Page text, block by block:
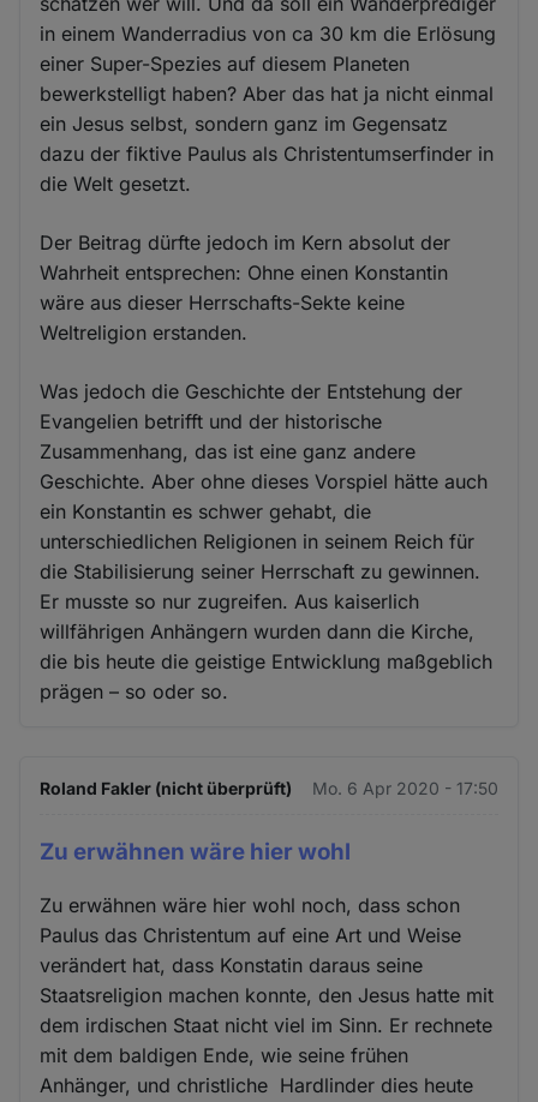
in einem Wanderradius von ca 30 km die Erlösung
einer Super-Spezies auf diesem Planeten
bewerkstelligt haben? Aber das hat ja nicht einmal
ein Jesus selbst, sondern ganz im Gegensatz
dazu der fiktive Paulus als Christentumserfinder in
die Welt gesetzt.
Der Beitrag dürfte jedoch im Kern absolut der
Wahrheit entsprechen: Ohne einen Konstantin
wäre aus dieser Herrschafts-Sekte keine
Weltreligion erstanden.
Was jedoch die Geschichte der Entstehung der
Evangelien betrifft und der historische
Zusammenhang, das ist eine ganz andere
Geschichte. Aber ohne dieses Vorspiel hätte auch
ein Konstantin es schwer gehabt, die
unterschiedlichen Religionen in seinem Reich für
die Stabilisierung seiner Herrschaft zu gewinnen.
Er musste so nur zugreifen. Aus kaiserlich
willfährigen Anhängern wurden dann die Kirche,
die bis heute die geistige Entwicklung maßgeblich
prägen – so oder so.
Roland Fakler (nicht überprüft) Mo. 6 Apr 2020 - 17:50
Zu erwähnen wäre hier wohl
Zu erwähnen wäre hier wohl noch, dass schon
Paulus das Christentum auf eine Art und Weise
verändert hat, dass Konstatin daraus seine
Staatsreligion machen konnte, den Jesus hatte mit
dem irdischen Staat nicht viel im Sinn. Er rechnete
mit dem baldigen Ende, wie seine frühen
Anhänger, und christliche Hardlinder dies heute